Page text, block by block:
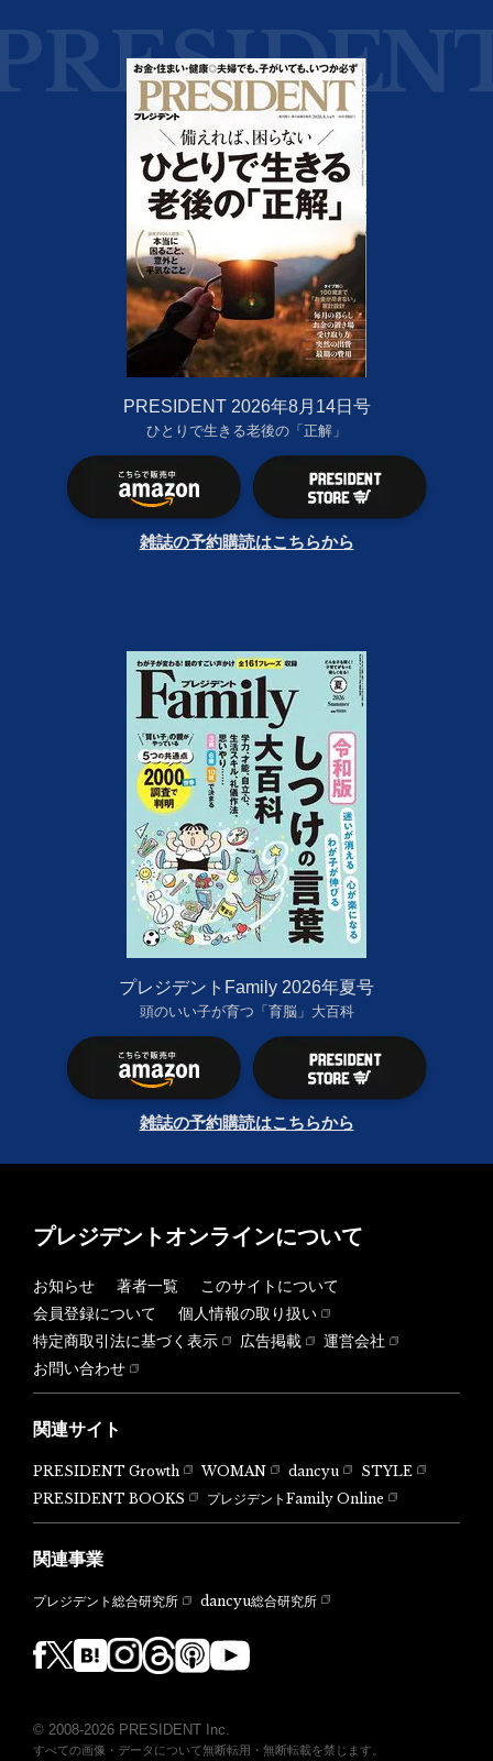
PRESIDENT 2026年8月14日号
ひとりで生きる老後の「正解」
雑誌の予約購読はこちらから
プレジデントFamily 2026年夏号
頭のいい子が育つ「育脳」大百科
雑誌の予約購読はこちらから
プレジデントオンラインについて
お知らせ 著者一覧
このサイトについて
会員登録について
個人情報の取り扱い
特定商取引法に基づく表示
広告掲載
運営会社
お問い合わせ
関連サイト
PRESIDENT Growth WOMAN dancyu
STYLE
PRESIDENT BOOKS
プレジデントFamily Online
関連事業
プレジデント総合研究所 dancyu総合研究所
© 2008-2026 PRESIDENT Inc.
すべての画像・データについて無断転用・無断転載を禁じます。